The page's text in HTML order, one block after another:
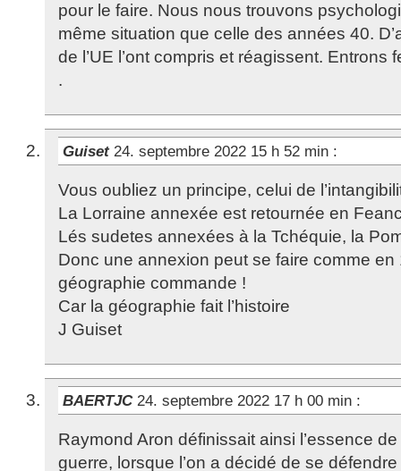
pour le faire. Nous nous trouvons
même situation que celle des années 40.
de l’UE l’ont compris et réagissent. Entrons
.
Guiset 24. septembre 2022 15 h 52 min :
Vous oubliez un principe, celui de
La Lorraine annexée est retournée en
Lés sudetes annexées à la Tchéquie, la
Donc une annexion peut se faire comme en
géographie commande !
Car la géographie fait l’histoire
J Guiset
BAERTJC 24. septembre 2022 17 h 00 min :
Raymond Aron définissait ainsi l’essence de
guerre, lorsque l’on a décidé de se